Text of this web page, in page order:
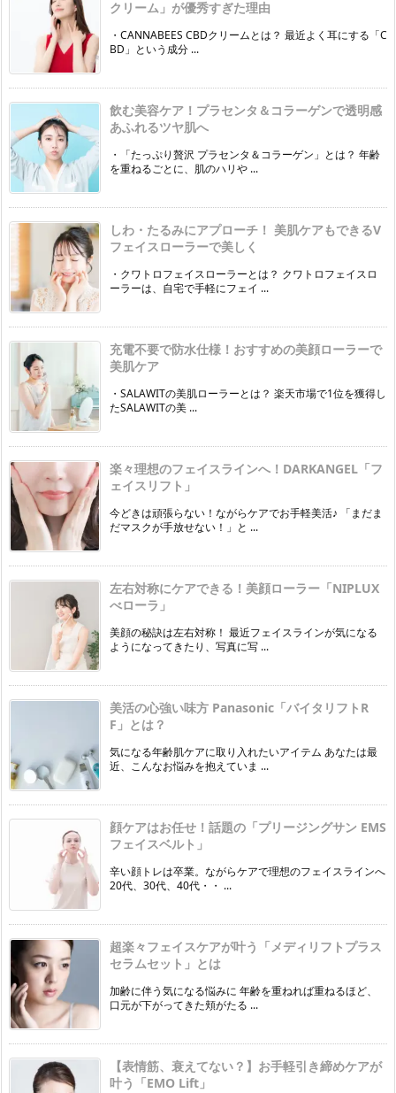
クリーム」が優秀すぎた理由
・CANNABEES CBDクリームとは？ 最近よく耳にする「C
BD」という成分 ...
飲む美容ケア！プラセンタ＆コラーゲンで透明感
あふれるツヤ肌へ
・「たっぷり贅沢 プラセンタ＆コラーゲン」とは？ 年齢
を重ねるごとに、肌のハリや ...
しわ・たるみにアプローチ！ 美肌ケアもできるV
フェイスローラーで美しく
・クワトロフェイスローラーとは？ クワトロフェイスロ
ーラーは、自宅で手軽にフェイ ...
充電不要で防水仕様！おすすめの美顔ローラーで
美肌ケア
・SALAWITの美肌ローラーとは？ 楽天市場で1位を獲得し
たSALAWITの美 ...
楽々理想のフェイスラインへ！DARKANGEL「フ
ェイスリフト」
今どきは頑張らない！ながらケアでお手軽美活♪ 「まだま
だマスクが手放せない！」と ...
左右対称にケアできる！美顔ローラー「NIPLUX
べローラ」
美顔の秘訣は左右対称！ 最近フェイスラインが気になる
ようになってきたり、写真に写 ...
美活の心強い味方 Panasonic「バイタリフトR
F」とは？
気になる年齢肌ケアに取り入れたいアイテム あなたは最
近、こんなお悩みを抱えていま ...
顔ケアはお任せ！話題の「プリージングサン EMS
フェイスベルト」
辛い顔トレは卒業。ながらケアで理想のフェイスラインへ
20代、30代、40代・・ ...
超楽々フェイスケアが叶う「メディリフトプラス
セラムセット」とは
加齢に伴う気になる悩みに 年齢を重ねれば重ねるほど、
口元が下がってきた頬がたる ...
【表情筋、衰えてない？】お手軽引き締めケアが
叶う「EMO Lift」